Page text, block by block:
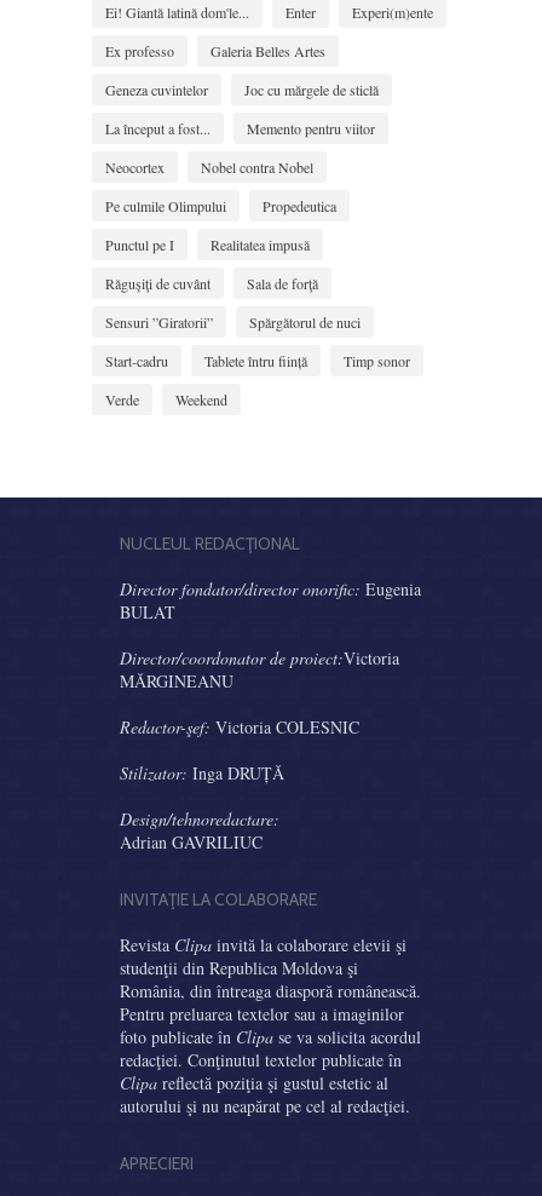
Ei! Giantă latină dom'le...
Enter
Experi(m)ente
Ex professo
Galeria Belles Artes
Geneza cuvintelor
Joc cu mărgele de sticlă
La început a fost...
Memento pentru viitor
Neocortex
Nobel contra Nobel
Pe culmile Olimpului
Propedeutica
Punctul pe I
Realitatea impusă
Răguşiţi de cuvânt
Sala de forţă
Sensuri ”Giratorii”
Spărgătorul de nuci
Start-cadru
Tablete întru ființă
Timp sonor
Verde
Weekend
NUCLEUL REDACŢIONAL
Director fondator/director onorific: Eugenia
BULAT
Director/coordonator de proiect:Victoria
MĂRGINEANU
Redactor-şef: Victoria COLESNIC
Stilizator: Inga DRUȚĂ
Design/tehnoredactare:
Adrian GAVRILIUC
INVITAŢIE LA COLABORARE
Revista Clipa invită la colaborare elevii şi
studenţii din Republica Moldova şi
România, din întreaga diasporă românească.
Pentru preluarea textelor sau a imaginilor
foto publicate în Clipa se va solicita acordul
redacţiei. Conţinutul textelor publicate în
Clipa reflectă poziţia şi gustul estetic al
autorului şi nu neapărat pe cel al redacţiei.
APRECIERI